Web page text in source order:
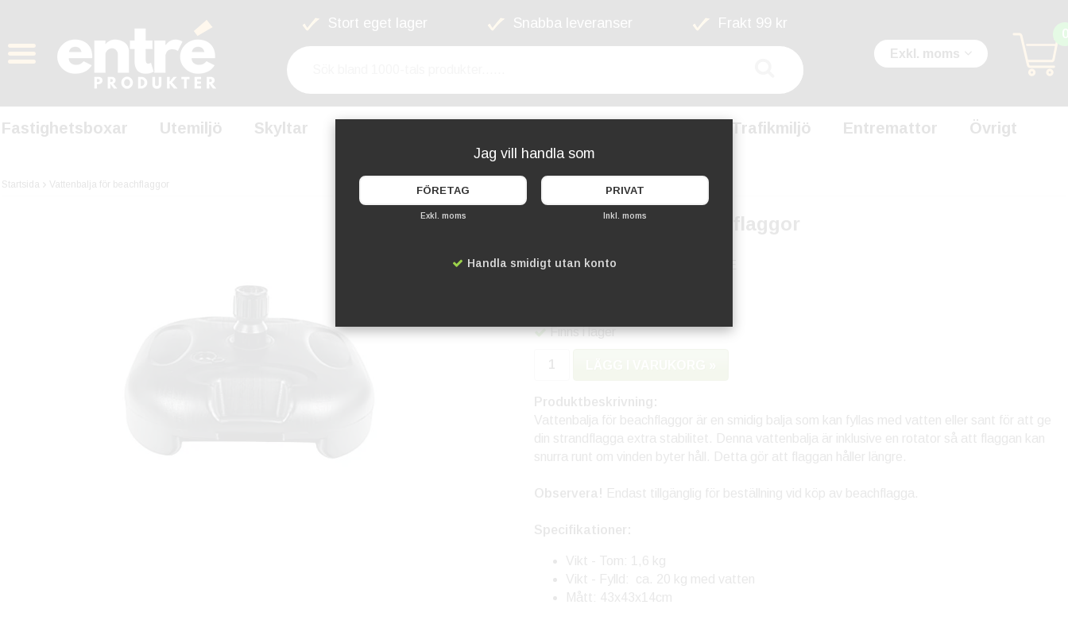
Jag vill handla som
FÖRETAG
Exkl. moms
PRIVAT
Inkl. moms
Handla smidigt utan konto
Stort eget lager Snabba leveranser Frakt 99 kr
Exkl. moms
0
Fastighetsboxar Utemiljö Skyltar Trafikmiljö Entremattor Övrigt
Startsida Vattenbalja för beachflaggor
Vattenbalja för beachflaggor
Artikelnummer:
Finns i lager